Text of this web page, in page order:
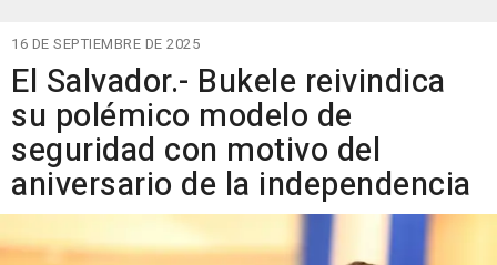
16 DE SEPTIEMBRE DE 2025
El Salvador.- Bukele reivindica
su polémico modelo de
seguridad con motivo del
aniversario de la independencia